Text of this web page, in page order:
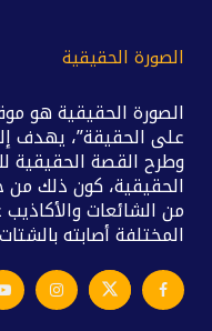
الصورة الحقيقية
الصورة الحقيقية هو
على الحقيقة”، يهدف
وطرح القصة الحقيقية
الحقيقية، كون ذلك من
من الشائعات والأكاذيب
المختلفة أصابته